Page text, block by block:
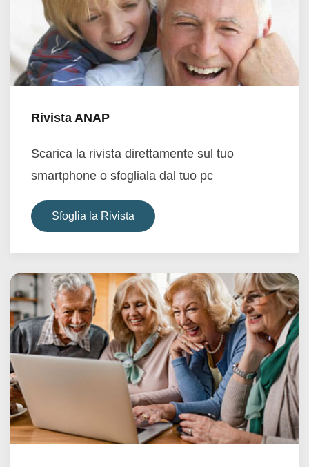
Rivista ANAP
Scarica la rivista direttamente sul tuo
smartphone o sfogliala dal tuo pc
Sfoglia la Rivista